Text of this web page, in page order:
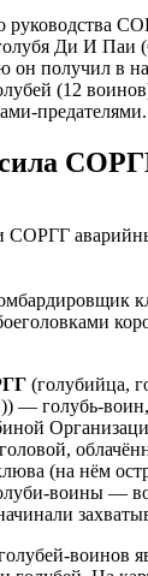
Ди И Паи
он получил в
(12
предателями.
СОРГГ
(голубийца,
— голубь-
(на нём
воины —
воинов